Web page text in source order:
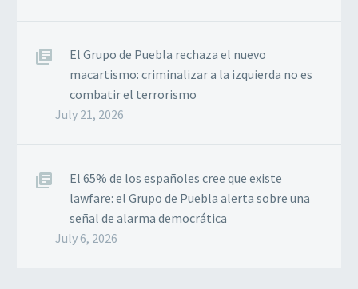
El Grupo de Puebla rechaza el nuevo
macartismo: criminalizar a la izquierda no es
combatir el terrorismo
July 21, 2026
El 65% de los españoles cree que existe
lawfare: el Grupo de Puebla alerta sobre una
señal de alarma democrática
July 6, 2026